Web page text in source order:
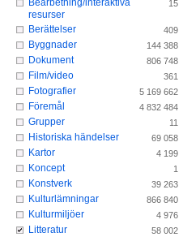
Bearbetning/interaktiva
resurser
15
Berättelser 409
Byggnader 144 388
Dokument 806 748
Film/video 361
Fotografier 5 169 662
Föremål 4 832 484
Grupper 11
Historiska händelser 69 058
Kartor 4 199
Koncept 1
Konstverk 39 263
Kulturlämningar 866 840
Kulturmiljöer 4 976
Litteratur 58 002